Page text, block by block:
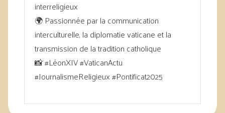
interreligieux
🌍 Passionnée par la communication
interculturelle, la diplomatie vaticane et la
transmission de la tradition catholique
📸 #LéonXIV #VaticanActu
#JournalismeReligieux #Pontificat2025